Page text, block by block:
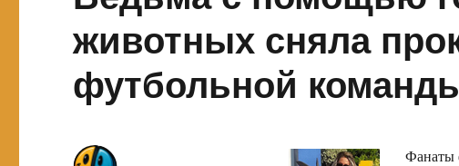
животных сняла
футбольной
Фанаты